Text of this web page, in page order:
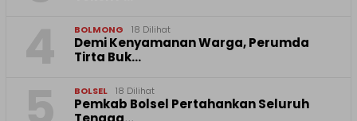
BOLMONG 18 Dilihat
Demi Kenyamanan Warga, Perumda
Tirta Buk…
BOLSEL 18 Dilihat
Pemkab Bolsel Pertahankan Seluruh